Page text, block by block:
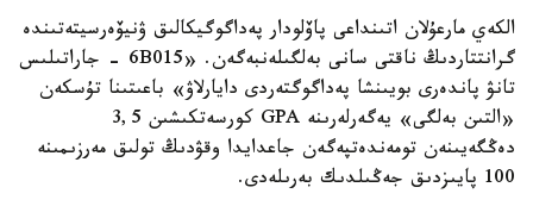
الكەي مارعۇلان اتىنداعى پاۆلودار پەداگوگيكالىق ۋنيۆەرسيتەتىندە
گرانتتاردىڭ ناقتى سانى بەلگىلەنبەگەن. «6B015 - جاراتىلىس
تانۋ پاندەرى بويىنشا پەداگوگتەردى دايارلاۋ» باعىتىنا تۇسكەن
«التىن بەلگى» يەگەرلەرىنە GPA كورسەتكىشىن 3,5
دەڭگەيىنەن تومەندەتپەگەن جاعدايدا وقۋدىڭ تولىق مەرزىمىنە
100 پايىزدىق جەڭىلدىك بەرىلەدى.